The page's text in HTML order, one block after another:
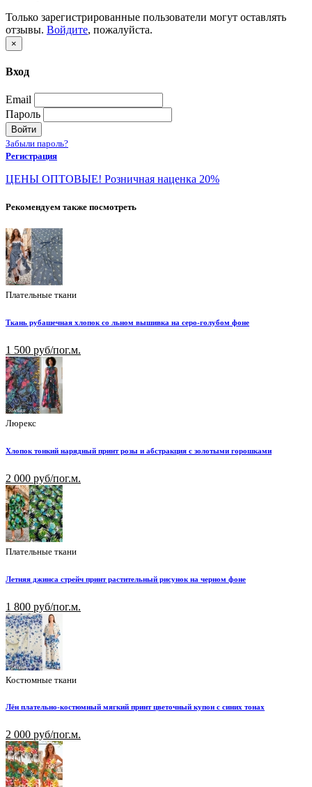
Только зарегистрированные пользователи могут оставлять
отзывы. Войдите, пожалуйста.
×
Вход
Email
Пароль
Войти
Забыли пароль?
Регистрация
ЦЕНЫ ОПТОВЫЕ! Розничная наценка 20%
Рекомендуем также посмотреть
Плательные ткани
Ткань рубашечная хлопок со льном вышивка на серо-голубом фоне
1 500 руб/пог.м.
Люрекс
Хлопок тонкий нарядный принт розы и абстракция с золотыми горошками
2 000 руб/пог.м.
Плательные ткани
Летняя джинса стрейч принт растительный рисунок на черном фоне
1 800 руб/пог.м.
Костюмные ткани
Лён плательно-костюмный мягкий принт цветочный купон с синих тонах
2 000 руб/пог.м.